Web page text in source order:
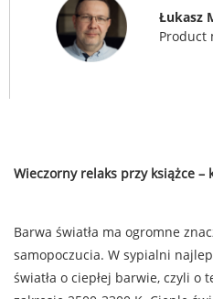
Łukasz
Product
Wieczorny relaks przy książce –
Barwa światła ma ogromne
samopoczucia. W sypialni
światła o ciepłej barwie, czyli